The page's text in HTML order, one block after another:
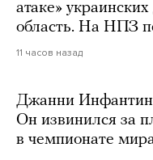
атаке»
область. На НПЗ
11 часов назад
Джанни
Он извинился за
в чемпионате